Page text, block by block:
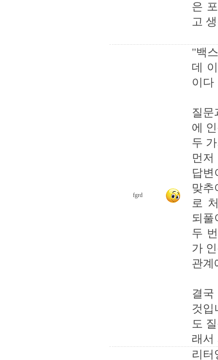
은
고
fgrd
"백
데
이다
질문
에
두
먼
답
맞추
로
되풀
두
가
관계
결
것입
도
래서
리터